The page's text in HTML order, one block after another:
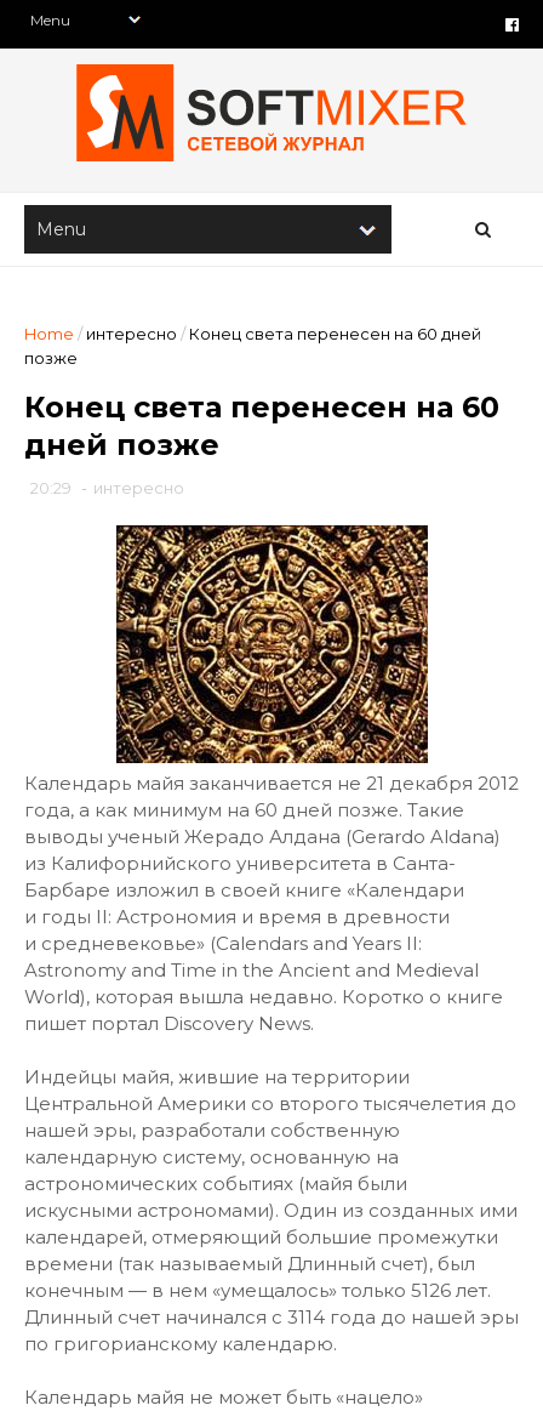
Home / интересно / Конец света перенесен на 60 дней
позже
Конец света перенесен на 60
дней позже
20:29 - интересно
Календарь майя заканчивается не 21 декабря 2012
года, а как минимум на 60 дней позже. Такие
выводы ученый Жерадо Алдана (Gerardo Aldana)
из Калифорнийского университета в Санта-
Барбаре изложил в своей книге «Календари
и годы II: Астрономия и время в древности
и средневековье» (Calendars and Years II:
Astronomy and Time in the Ancient and Medieval
World), которая вышла недавно. Коротко о книге
пишет портал Discovery News.
Индейцы майя, жившие на территории
Центральной Америки со второго тысячелетия до
нашей эры, разработали собственную
календарную систему, основанную на
астрономических событиях (майя были
искусными астрономами). Один из созданных ими
календарей, отмеряющий большие промежутки
времени (так называемый Длинный счет), был
конечным — в нем «умещалось» только 5126 лет.
Длинный счет начинался с 3114 года до нашей эры
по григорианскому календарю.
Календарь майя не может быть «нацело»